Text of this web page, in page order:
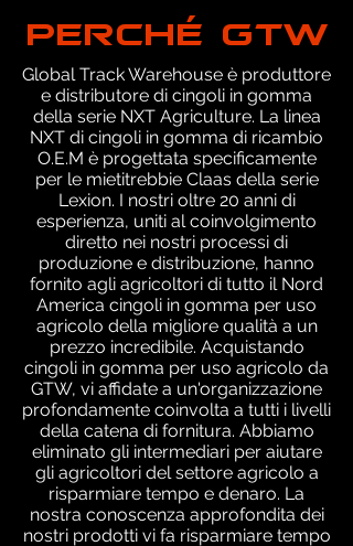
PERCHÉ GTW
Global Track Warehouse è produttore
e distributore di cingoli in gomma
della serie NXT Agriculture. La linea
NXT di cingoli in gomma di ricambio
O.E.M è progettata specificamente
per le mietitrebbie Claas della serie
Lexion. I nostri oltre 20 anni di
esperienza, uniti al coinvolgimento
diretto nei nostri processi di
produzione e distribuzione, hanno
fornito agli agricoltori di tutto il Nord
America cingoli in gomma per uso
agricolo della migliore qualità a un
prezzo incredibile. Acquistando
cingoli in gomma per uso agricolo da
GTW, vi affidate a un'organizzazione
profondamente coinvolta a tutti i livelli
della catena di fornitura. Abbiamo
eliminato gli intermediari per aiutare
gli agricoltori del settore agricolo a
risparmiare tempo e denaro. La
nostra conoscenza approfondita dei
nostri prodotti vi fa risparmiare tempo